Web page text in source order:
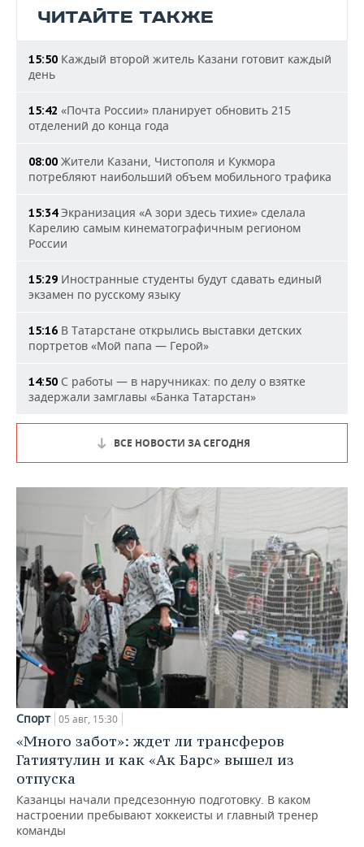
ЧИТАЙТЕ ТАКЖЕ
15:50 Каждый второй житель Казани готовит каждый
день
15:42 «Почта России» планирует обновить 215
отделений до конца года
08:00 Жители Казани, Чистополя и Кукмора
потребляют наибольший объем мобильного трафика
15:34Экранизация «А зори здесь тихие» сделала
Карелию самым кинематографичным регионом
России
15:29 Иностранные студенты будут сдавать единый
экзамен по русскому языку
15:16 В Татарстане открылись выставки детских
портретов «Мой папа — Герой»
14:50 С работы — в наручниках: по делу о взятке
задержали замглавы «Банка Татарстан»
ВСЕ НОВОСТИ ЗА СЕГОДНЯ
Спорт 05 авг, 15:30
«Много забот»: ждет ли трансферов
Гатиятулин и как «Ак Барс» вышел из
отпуска
Казанцы начали предсезонную подготовку. В каком
настроении пребывают хоккеисты и главный тренер
команды